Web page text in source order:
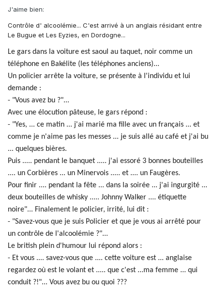
J'aime bien:
Contrôle d' alcoolémie... C'est arrivé à un anglais résidant entre
Le Bugue et Les Eyzies, en Dordogne...
Le gars dans la voiture est saoul au taquet, noir comme un
téléphone en Bakélite (les téléphones anciens)...
Un policier arrête la voiture, se présente à l'individu et lui
demande :
- "Vous avez bu ?"...
Avec une élocution pâteuse, le gars répond :
- "Yes, ... ce matin ... j'ai marié ma fille avec un français ... et
comme je n'aime pas les messes ... je suis allé au café et j'ai bu
... quelques bières.
Puis ..... pendant le banquet ..... j'ai essoré 3 bonnes bouteilles
.... un Corbières ... un Minervois ..... et .... un Faugères.
Pour finir .... pendant la fête ... dans la soirée ... j'ai ingurgité ...
deux bouteilles de whisky ..... Johnny Walker .... étiquette
noire"... Finalement le policier, irrité, lui dit :
- "Savez-vous que je suis Policier et que je vous ai arrêté pour
un contrôle de l'alcoolémie ?"...
Le british plein d'humour lui répond alors :
- Et vous .... savez-vous que .... cette voiture est ... anglaise
regardez où est le volant et ..... que c'est ...ma femme ... qui
conduit ?!"... Vous avez bu ou quoi ???